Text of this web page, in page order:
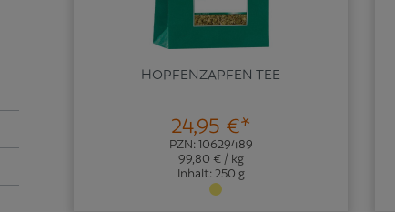
HOPFENZAPFEN TEE
24,95 €*
PZN: 10629489
99,80 € / kg
Inhalt: 250 g